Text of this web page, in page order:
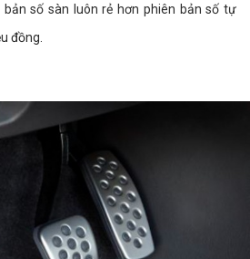
số sàn luôn rẻ hơn phiên bản số tự
đồng.